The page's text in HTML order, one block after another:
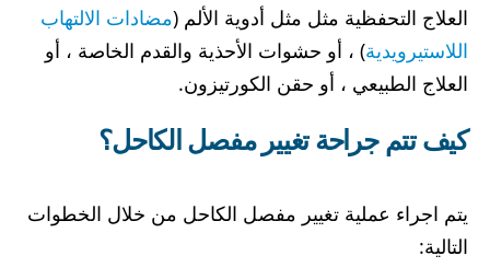
العلاج التحفظية مثل مثل أدوية الألم (مضادات الالتهاب
اللاستيرويدية) ، أو حشوات الأحذية والقدم الخاصة ، أو
العلاج الطبيعي ، أو حقن الكورتيزون.
كيف تتم جراحة تغيير مفصل الكاحل؟
يتم اجراء عملية تغيير مفصل الكاحل من خلال الخطوات
التالية: